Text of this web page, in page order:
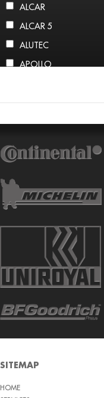
ALCAR
ALCAR 5
ALUTEC
APOLLO
ARROWSPEED
ATLAS
AUTOGREEN
AUTOGUARD
BARUM W
BCT
BF GOODRICH
BOTO
BRIDGESTON
SITEMAP
HOME